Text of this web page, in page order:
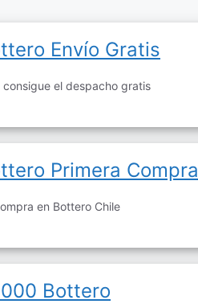
Envío Gratis
el despacho gratis
Primera Compra
en Bottero Chile
Bottero